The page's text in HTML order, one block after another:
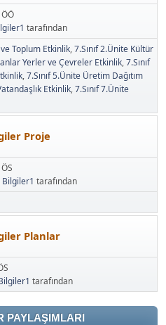
tarafından
Toplum Etkinlik 7.Sınıf 2.Ünite Kültür
Yerler ve Çevreler Etkinlik 7.Sınıf
7.Sınıf 5.Ünite Üretim Dağıtım
Etkinlik 7.Sınıf 7.Ünite
Proje
Bilgiler1 tarafından
Planlar
tarafından
PAYLAŞIMLARI